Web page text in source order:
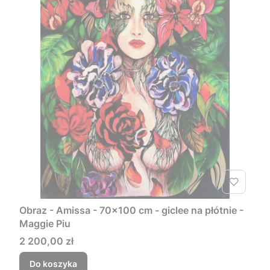
Obraz - Amissa - 70x100 cm - giclee na płótnie -
Maggie Piu
Cena
2 200,00 zł
Do koszyka